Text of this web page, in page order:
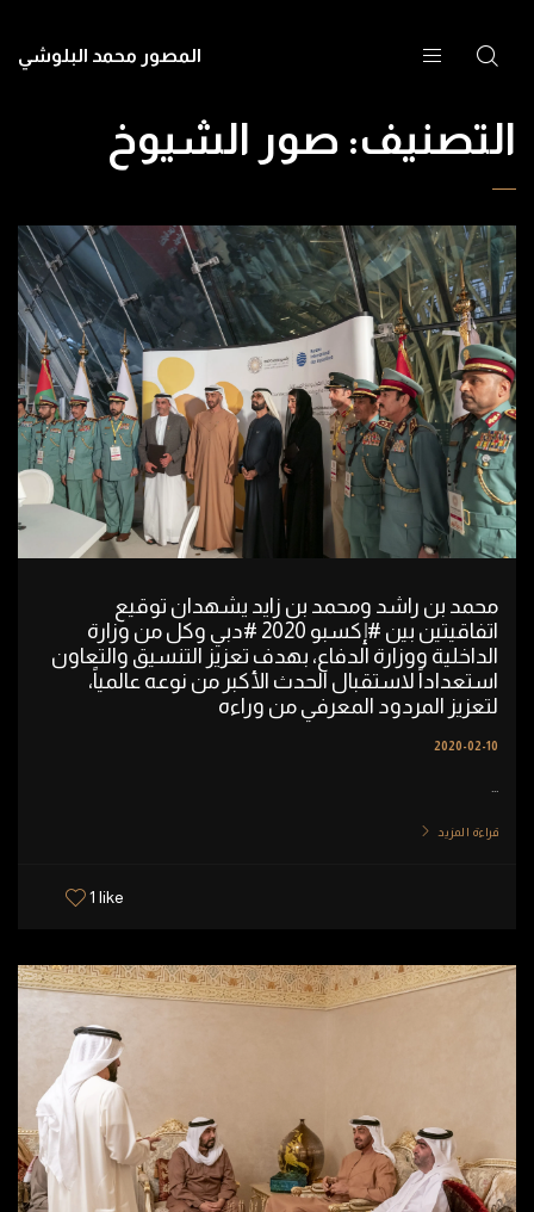
المصور محمد البلوشي
التصنيف: صور الشيوخ
محمد بن راشد ومحمد بن زايد يشهدان توقيع
اتفاقيتين بين ⁧#إكسبو⁩ 2020 ⁧#دبي⁩ وكل من وزارة
الداخلية ووزارة الدفاع، بهدف تعزيز التنسيق والتعاون
استعداداً لاستقبال الحدث الأكبر من نوعه عالمياً،
لتعزيز المردود المعرفي من وراءه ⁧
2020-02-10
قراءة المزيد
1 like